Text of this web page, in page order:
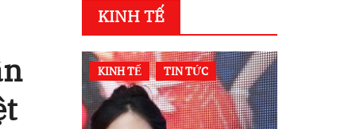
KINH TẾ
KINH TẾ TIN TỨC